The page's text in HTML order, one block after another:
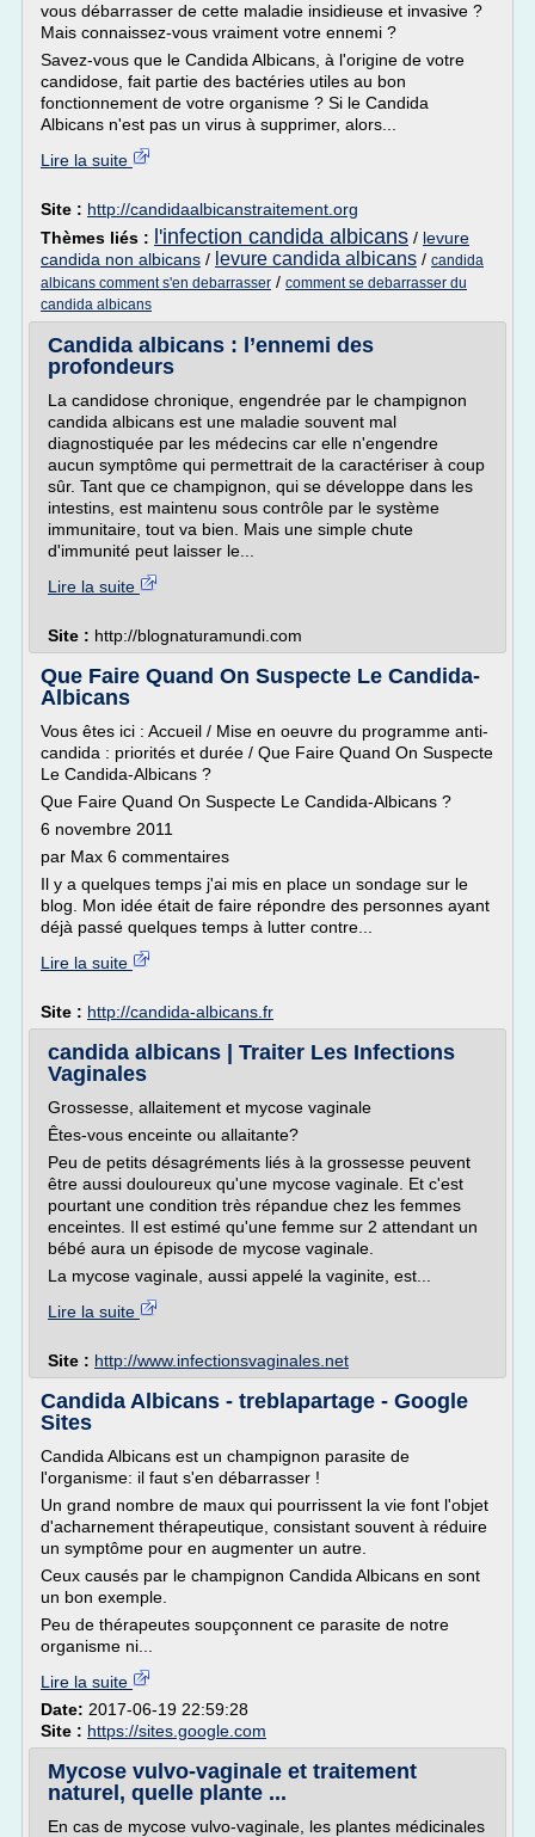
vous débarrasser de cette maladie insidieuse et invasive ?
Mais connaissez-vous vraiment votre ennemi ?
Savez-vous que le Candida Albicans, à l'origine de votre
candidose, fait partie des bactéries utiles au bon
fonctionnement de votre organisme ? Si le Candida
Albicans n'est pas un virus à supprimer, alors...
Lire la suite
Site : http://candidaalbicanstraitement.org
Thèmes liés :
l'infection candida albicans / levure
candida non albicans / levure candida albicans / candida
albicans comment s'en debarrasser / comment se debarrasser du
candida albicans
Candida albicans : l’ennemi des
profondeurs
La candidose chronique, engendrée par le champignon
candida albicans est une maladie souvent mal
diagnostiquée par les médecins car elle n'engendre
aucun symptôme qui permettrait de la caractériser à coup
sûr. Tant que ce champignon, qui se développe dans les
intestins, est maintenu sous contrôle par le système
immunitaire, tout va bien. Mais une simple chute
d'immunité peut laisser le...
Lire la suite
Site : http://blognaturamundi.com
Que Faire Quand On Suspecte Le Candida-
Albicans
Vous êtes ici : Accueil / Mise en oeuvre du programme anti-
candida : priorités et durée / Que Faire Quand On Suspecte
Le Candida-Albicans ?
Que Faire Quand On Suspecte Le Candida-Albicans ?
6 novembre 2011
par Max 6 commentaires
Il y a quelques temps j'ai mis en place un sondage sur le
blog. Mon idée était de faire répondre des personnes ayant
déjà passé quelques temps à lutter contre...
Lire la suite
Site : http://candida-albicans.fr
candida albicans | Traiter Les Infections
Vaginales
Grossesse, allaitement et mycose vaginale
Êtes-vous enceinte ou allaitante?
Peu de petits désagréments liés à la grossesse peuvent
être aussi douloureux qu'une mycose vaginale. Et c'est
pourtant une condition très répandue chez les femmes
enceintes. Il est estimé qu'une femme sur 2 attendant un
bébé aura un épisode de mycose vaginale.
La mycose vaginale, aussi appelé la vaginite, est...
Lire la suite
Site : http://www.infectionsvaginales.net
Candida Albicans - treblapartage - Google
Sites
Candida Albicans est un champignon parasite de
l'organisme: il faut s'en débarrasser !
Un grand nombre de maux qui pourrissent la vie font l'objet
d'acharnement thérapeutique, consistant souvent à réduire
un symptôme pour en augmenter un autre.
Ceux causés par le champignon Candida Albicans en sont
un bon exemple.
Peu de thérapeutes soupçonnent ce parasite de notre
organisme ni...
Lire la suite
Date: 2017-06-19 22:59:28
Site : https://sites.google.com
Mycose vulvo-vaginale et traitement
naturel, quelle plante ...
En cas de mycose vulvo-vaginale, les plantes médicinales